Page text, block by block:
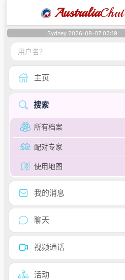
AustraliaChat
Sydney 2026-08-07 02:19
主页
搜索
所有档案
配对专家
使用地图
我的消息
聊天
视频通话
活动